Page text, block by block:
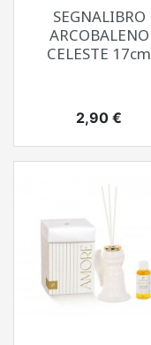
SEGNALIBRO
ARCOBALENO
CELESTE 17cm
Prezzo
2,90 €